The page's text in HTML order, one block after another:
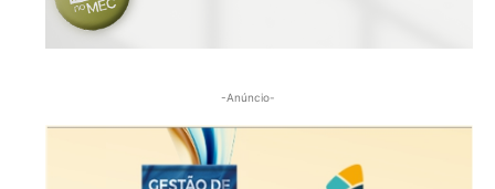
-Anúncio-